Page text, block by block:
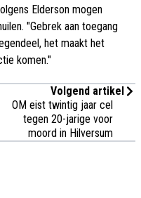
Elderson mogen
"Gebrek aan toegang
het maakt het
komen."
Volgend artikel
OM eist twintig jaar cel
tegen 20-jarige voor
moord in Hilversum